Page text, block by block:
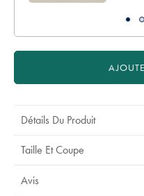
Détails Du Produit
Taille Et Coupe
Avis